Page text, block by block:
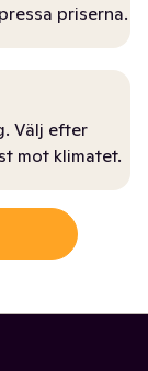
priserna.
Välj efter
mot klimatet.